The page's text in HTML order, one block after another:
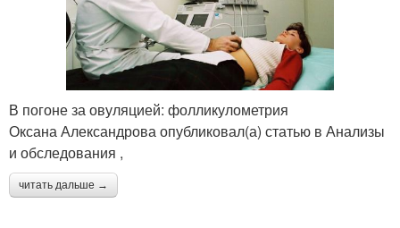
В погоне за овуляцией: фолликулометрия
Оксана Александрова опубликовал(а) статью в Анализы
и обследования ,
читать дальше →